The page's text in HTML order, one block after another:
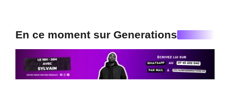
En ce moment sur Generations